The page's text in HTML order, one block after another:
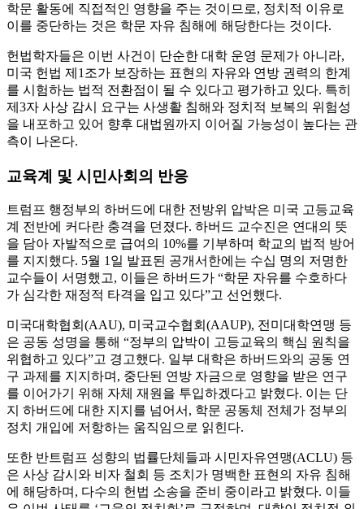
학문 활동에 직접적인 영향을 주는 것이므로, 정치적 이유로
이를 중단하는 것은 학문 자유 침해에 해당한다는 것이다.
헌법학자들은 이번 사건이 단순한 대학 운영 문제가 아니라,
미국 헌법 제1조가 보장하는 표현의 자유와 연방 권력의 한계
를 시험하는 법적 전환점이 될 수 있다고 평가하고 있다. 특히
제3자 사상 감시 요구는 사생활 침해와 정치적 보복의 위험성
을 내포하고 있어 향후 대법원까지 이어질 가능성이 높다는 관
측이 나온다.
교육계 및 시민사회의 반응
트럼프 행정부의 하버드에 대한 전방위 압박은 미국 고등교육
계 전반에 커다란 충격을 던졌다. 하버드 교수진은 연대의 뜻
을 담아 자발적으로 급여의 10%를 기부하며 학교의 법적 방어
를 지지했다. 5월 1일 발표된 공개서한에는 수십 명의 저명한
교수들이 서명했고, 이들은 하버드가 “학문 자유를 수호하다
가 심각한 재정적 타격을 입고 있다”고 선언했다.
미국대학협회(AAU), 미국교수협회(AAUP), 전미대학연맹 등
은 공동 성명을 통해 “정부의 압박이 고등교육의 핵심 원칙을
위협하고 있다”고 경고했다. 일부 대학은 하버드와의 공동 연
구 과제를 지지하며, 중단된 연방 자금으로 영향을 받은 연구
를 이어가기 위해 자체 재원을 투입하겠다고 밝혔다. 이는 단
지 하버드에 대한 지지를 넘어서, 학문 공동체 전체가 정부의
정치 개입에 저항하는 움직임으로 읽힌다.
또한 반트럼프 성향의 법률단체들과 시민자유연맹(ACLU) 등
은 사상 감시와 비자 철회 등 조치가 명백한 표현의 자유 침해
에 해당하며, 다수의 헌법 소송을 준비 중이라고 밝혔다. 이들